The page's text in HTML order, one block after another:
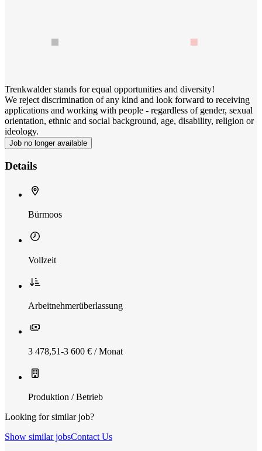
Trenkwalder stands for equal opportunities and diversity!
We reject discrimination of any kind and look forward to receiving
applications and working with people - regardless of gender, sexual
orientation, ethnic and social background, age, disability, religion or
ideology.
Job no longer available
Details
Bürmoos
Vollzeit
Arbeitnehmerüberlassung
3 478,51-3 600 € / Monat
Produktion / Betrieb
Looking for similar job?
Show similar jobsContact Us